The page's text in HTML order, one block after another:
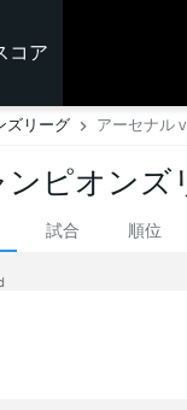
コア
ズリーグ アーセナル
ンピオンズ
試合 順位